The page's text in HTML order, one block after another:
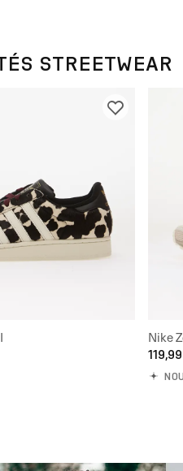
STREETWEAR
Nike